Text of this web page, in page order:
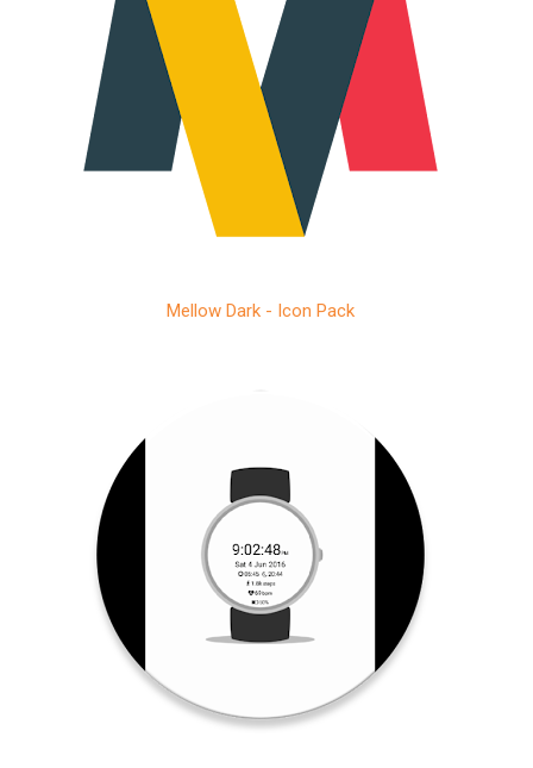
Mellow Dark - Icon Pack